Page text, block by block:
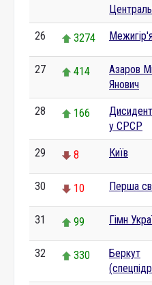
26 3274
27 414
Азаров
Янович
28 166
у СРСР
29 8 Київ
30 10 Перша
31 99 Гімн
32 330
Беркут